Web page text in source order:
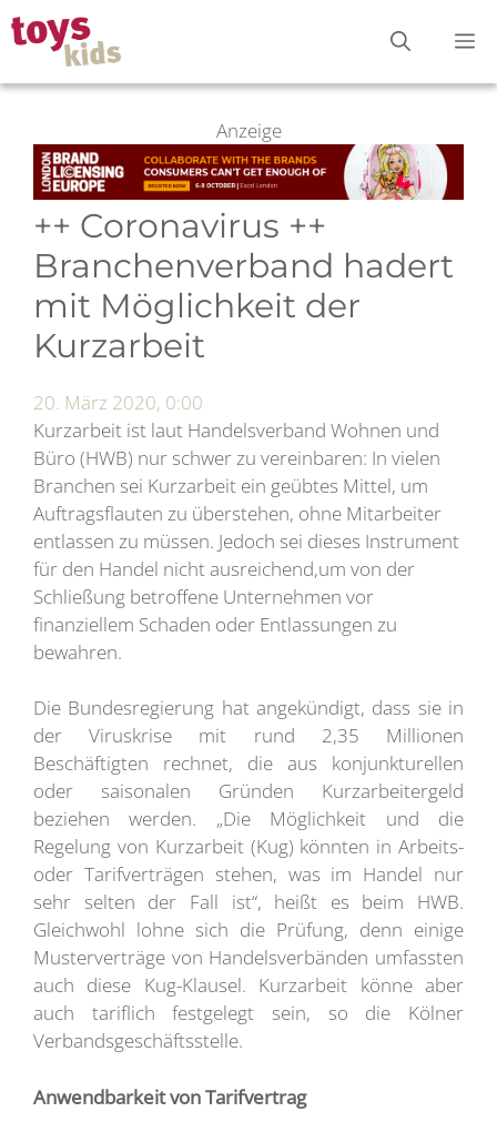
Zum
Inhalt
springen
Anzeige
++ Coronavirus ++
Branchenverband hadert
mit Möglichkeit der
Kurzarbeit
20. März 2020, 0:00
Kurzarbeit ist laut Handelsverband Wohnen und
Büro (HWB) nur schwer zu vereinbaren: In vielen
Branchen sei Kurzarbeit ein geübtes Mittel, um
Auftragsflauten zu überstehen, ohne Mitarbeiter
entlassen zu müssen. Jedoch sei dieses Instrument
für den Handel nicht ausreichend,um von der
Schließung betroffene Unternehmen vor
finanziellem Schaden oder Entlassungen zu
bewahren.
Die Bundesregierung hat angekündigt, dass sie in
der Viruskrise mit rund 2,35 Millionen
Beschäftigten rechnet, die aus konjunkturellen
oder saisonalen Gründen Kurzarbeitergeld
beziehen werden. „Die Möglichkeit und die
Regelung von Kurzarbeit (Kug) könnten in Arbeits-
oder Tarifverträgen stehen, was im Handel nur
sehr selten der Fall ist“, heißt es beim HWB.
Gleichwohl lohne sich die Prüfung, denn einige
Musterverträge von Handelsverbänden umfassten
auch diese Kug-Klausel. Kurzarbeit könne aber
auch tariflich festgelegt sein, so die Kölner
Verbandsgeschäftsstelle.
Anwendbarkeit von Tarifvertrag